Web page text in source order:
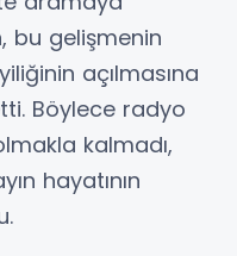
bu gelişmenin
açılmasına
Böylece radyo
kalmadı,
hayatının